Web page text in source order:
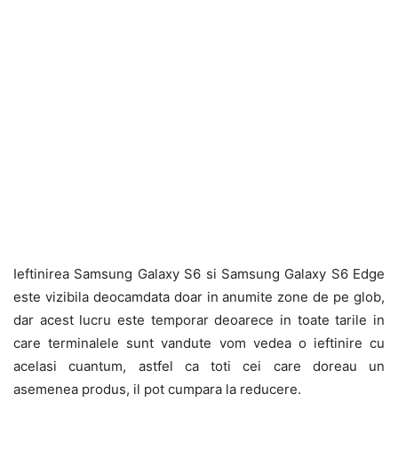
Ieftinirea Samsung Galaxy S6 si Samsung Galaxy S6 Edge
este vizibila deocamdata doar in anumite zone de pe glob,
dar acest lucru este temporar deoarece in toate tarile in
care terminalele sunt vandute vom vedea o ieftinire cu
acelasi cuantum, astfel ca toti cei care doreau un
asemenea produs, il pot cumpara la reducere.